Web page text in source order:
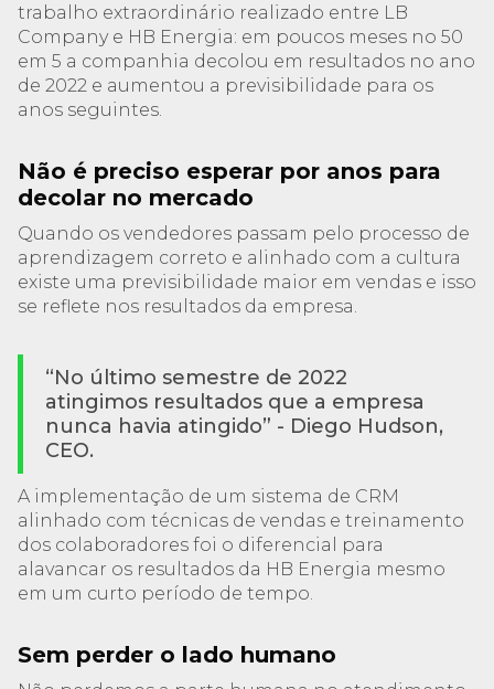
trabalho extraordinário realizado entre LB
Company e HB Energia: em poucos meses no 50
em 5 a companhia decolou em resultados no ano
de 2022 e aumentou a previsibilidade para os
anos seguintes.
Não é preciso esperar por anos para
decolar no mercado
Quando os vendedores passam pelo processo de
aprendizagem correto e alinhado com a cultura
existe uma previsibilidade maior em vendas e isso
se reflete nos resultados da empresa.
“No último semestre de 2022
atingimos resultados que a empresa
nunca havia atingido” - Diego Hudson,
CEO.
A implementação de um sistema de CRM
alinhado com técnicas de vendas e treinamento
dos colaboradores foi o diferencial para
alavancar os resultados da HB Energia mesmo
em um curto período de tempo.
Sem perder o lado humano